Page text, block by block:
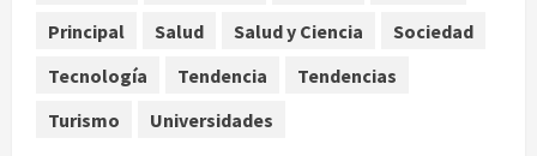
Principal
Salud Salud y Ciencia
Sociedad
Tecnología
Tendencia
Tendencias
Turismo
Universidades